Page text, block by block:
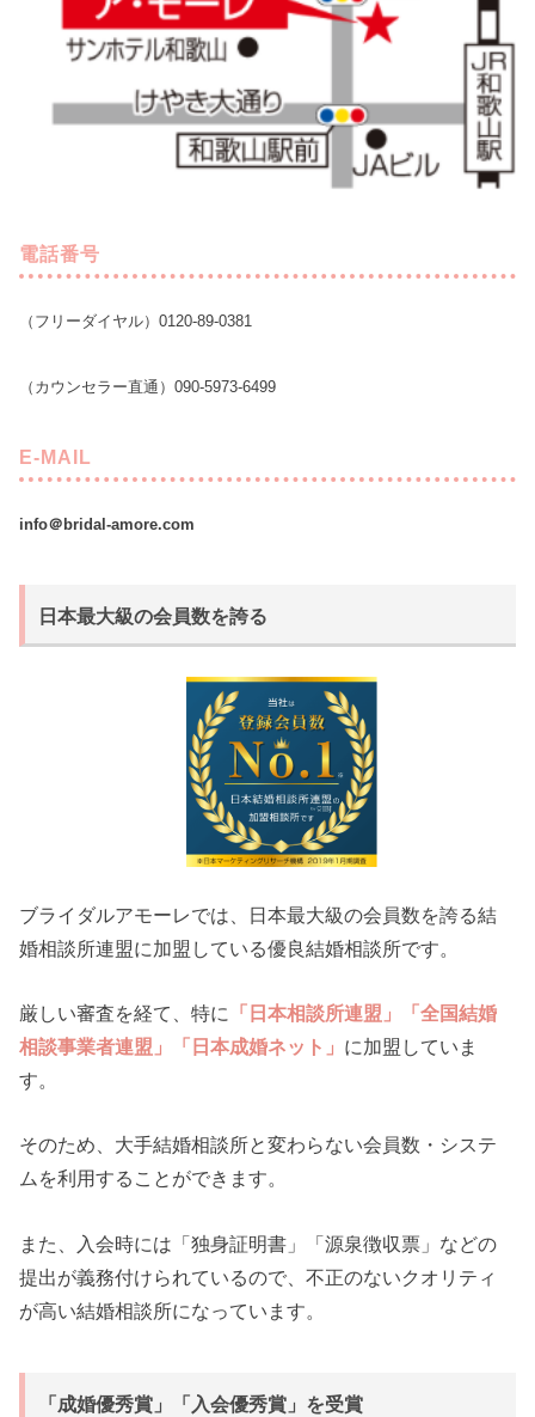
電話番号
（フリーダイヤル）0120-89-0381
（カウンセラー直通）090-5973-6499
E-MAIL
info＠bridal-amore.com
日本最大級の会員数を誇る
ブライダルアモーレでは、日本最大級の会員数を誇る結
婚相談所連盟に加盟している優良結婚相談所です。
厳しい審査を経て、特に
「日本相談所連盟」「全国結婚
相談事業者連盟」「日本成婚ネット」 に加盟していま
す。
そのため、大手結婚相談所と変わらない会員数・システ
ムを利用することができます。
また、入会時には「独身証明書」「源泉徴収票」などの
提出が義務付けられているので、不正のないクオリティ
が高い結婚相談所になっています。
「成婚優秀賞」「入会優秀賞」を受賞